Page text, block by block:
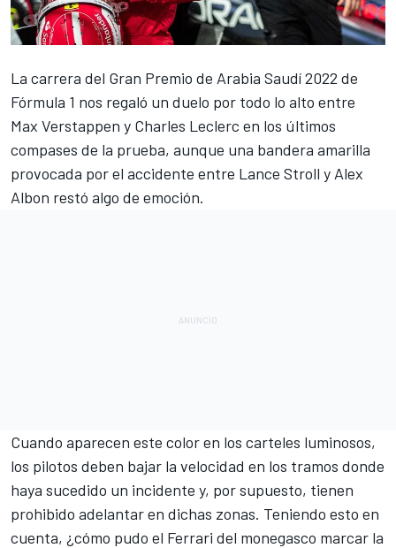
La carrera del Gran Premio de Arabia Saudí 2022 de
Fórmula 1 nos regaló un duelo por todo lo alto entre
Max Verstappen y Charles Leclerc en los últimos
compases de la prueba, aunque una bandera amarilla
provocada por el accidente entre Lance Stroll y Alex
Albon restó algo de emoción.
Cuando aparecen este color en los carteles luminosos,
los pilotos deben bajar la velocidad en los tramos donde
haya sucedido un incidente y, por supuesto, tienen
prohibido adelantar en dichas zonas. Teniendo esto en
cuenta, ¿cómo pudo el Ferrari del monegasco marcar la